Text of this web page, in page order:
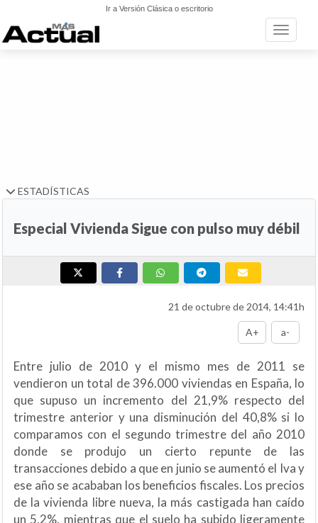
Ir a Versión Clásica o escritorio
Toggle
ESTADÍSTICAS
Especial Vivienda Sigue con pulso muy débil
21 de octubre de 2014, 14:41h
A+ a-
Entre julio de 2010 y el mismo mes de 2011 se
vendieron un total de 396.000 viviendas en España, lo
que supuso un incremento del 21,9% respecto del
trimestre anterior y una disminución del 40,8% si lo
comparamos con el segundo trimestre del año 2010
donde se produjo un cierto repunte de las
transacciones debido a que en junio se aumentó el Iva y
ese año se acababan los beneficios fiscales. Los precios
de la vivienda libre nueva, la más castigada han caído
un 5,2%, mientras que el suelo ha subido ligeramente